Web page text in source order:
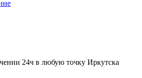
24ч в любую точку Иркутска